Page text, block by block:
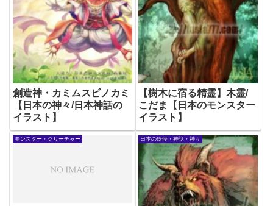
創造神・カミムスビノカミ
【日本の神々/日本神話の
イラスト】
【樹木に宿る精霊】木霊/
こだま【日本のモンスター
イラスト】
モンスター・クリーチャー 日本の妖怪・神話・神々